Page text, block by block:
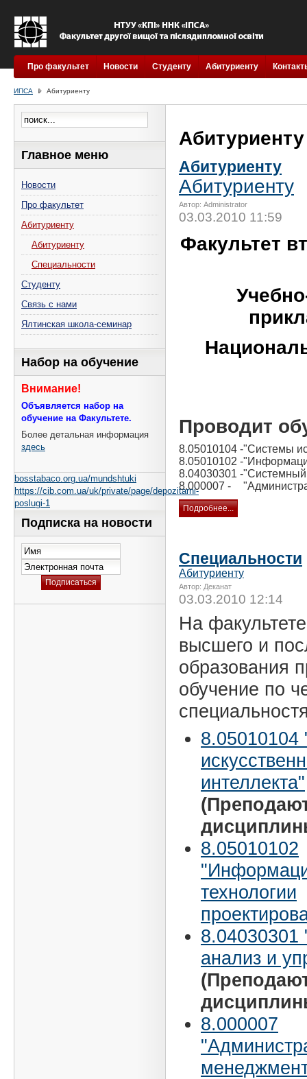
Про факультет Новости Студенту Абитуриенту
ИПСА Абитуриенту
Абитуриенту
Абитуриенту
Абитуриенту
Автор: Administrator
03.03.2010 11:59
Факультет
Проводит
8.05010104 -"Системы
8.05010102 -
8.04030301 -
8.000007 -
Подробнее...
Специальности
Абитуриенту
Автор: Деканат
03.03.2010 12:14
На
высшего и
образования
обучение по
интеллекта"
8.05010102
технологии
анализ и
8.000007
Главное меню
Новости
Про факультет
Абитуриенту
Абитуриенту
Специальности
Студенту
Связь с нами
Ялтинская школа-семинар
Набор на обучение
Внимание!
Объявляется набор на
обучение на Факультете.
Более детальная информация
здесь
bosstabaco.org.ua/mundshtuki
https://cib.com.ua/uk/private/page/depozitarni-
poslugi-1
Подписка на новости